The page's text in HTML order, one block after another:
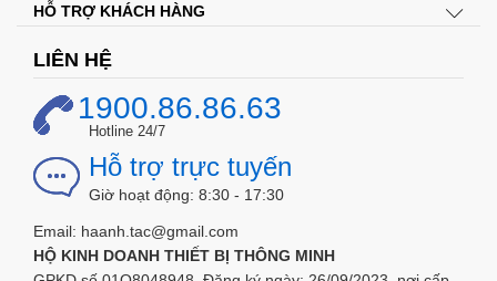
HỖ TRỢ KHÁCH HÀNG
LIÊN HỆ
1900.86.86.63
Hotline 24/7
Hỗ trợ trực tuyến
Giờ hoạt động: 8:30 - 17:30
Email: haanh.tac@gmail.com
HỘ KINH DOANH THIẾT BỊ THÔNG MINH